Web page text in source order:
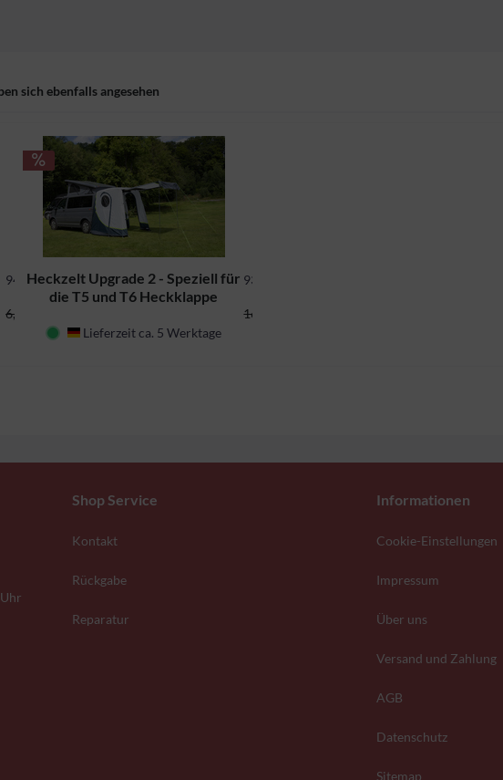
sich ebenfalls angesehen
94134
6,20 CHF *
Heckzelt Upgrade 2 - Speziell für
die T5 und T6 Heckklappe
936280
164,00 CHF *
Deutschland
Lieferzeit ca. 5 Werktage
Shop Service
Kontakt
Rückgabe
Reparatur
Informationen
Cookie-Einstellungen
Impressum
Über uns
Versand und Zahlung
AGB
Datenschutz
Sitemap